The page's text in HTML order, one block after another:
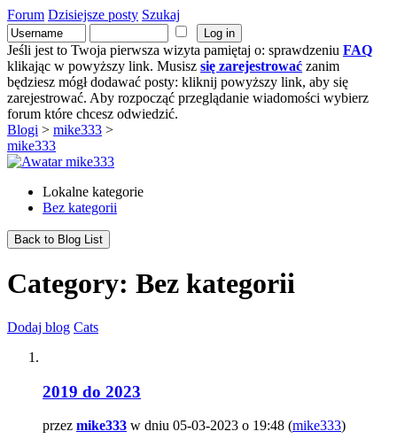
Forum Dzisiejsze posty Szukaj
Jeśli jest to Twoja pierwsza wizyta pamiętaj o: sprawdzeniu FAQ
klikając w powyższy link. Musisz się zarejestrować zanim
będziesz mógł dodawać posty: kliknij powyższy link, aby się
zarejestrować. Aby rozpocząć przeglądanie wiadomości wybierz
forum które chcesz odwiedzić.
Blogi > mike333 >
mike333
Lokalne kategorie
Bez kategorii
Back to Blog List
Category: Bez kategorii
Dodaj blog Cats
2019 do 2023
przez mike333 w dniu 05-03-2023 o 19:48 (mike333)